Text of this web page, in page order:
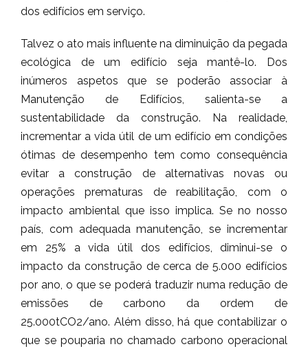
dos edifícios em serviço.
Talvez o ato mais influente na diminuição da pegada
ecológica de um edifício seja mantê-lo. Dos
inúmeros aspetos que se poderão associar à
Manutenção de Edifícios, salienta-se a
sustentabilidade da construção. Na realidade,
incrementar a vida útil de um edifício em condições
ótimas de desempenho tem como consequência
evitar a construção de alternativas novas ou
operações prematuras de reabilitação, com o
impacto ambiental que isso implica. Se no nosso
país, com adequada manutenção, se incrementar
em 25% a vida útil dos edifícios, diminui-se o
impacto da construção de cerca de 5.000 edifícios
por ano, o que se poderá traduzir numa redução de
emissões de carbono da ordem de
25.000tCO2/ano. Além disso, há que contabilizar o
que se pouparia no chamado carbono operacional